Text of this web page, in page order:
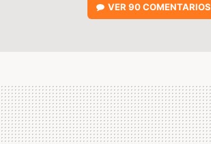
VER90 COMENTARIOS